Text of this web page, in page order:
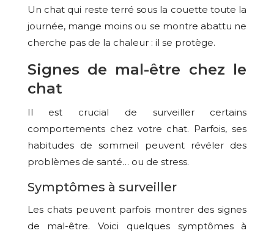
Un chat qui reste terré sous la couette toute la
journée, mange moins ou se montre abattu ne
cherche pas de la chaleur : il se protège.
Signes de mal-être chez le
chat
Il est crucial de surveiller certains
comportements chez votre chat. Parfois, ses
habitudes de sommeil peuvent révéler des
problèmes de santé… ou de stress.
Symptômes à surveiller
Les chats peuvent parfois montrer des signes
de mal-être. Voici quelques symptômes à